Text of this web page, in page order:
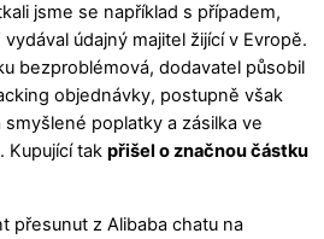
jsme se například s případem,
údajný majitel žijící v Evropě.
bezproblémová, dodavatel působil
objednávky, postupně však
poplatky a zásilka ve
Kupující tak přišel o značnou částku
přesunut z Alibaba chatu na